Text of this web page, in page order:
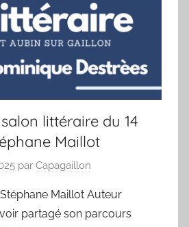
littéraire du 14
Maillot
par Capagaillon
Maillot Auteur
partagé son parcours